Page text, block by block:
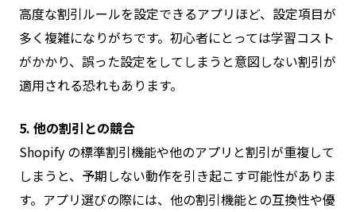
高度な割引ルールを設定できるアプリほど、設定項目が
多く複雑になりがちです。初心者にとっては学習コスト
がかかり、誤った設定をしてしまうと意図しない割引が
適用される恐れもあります。
5. 他の割引との競合
Shopify の標準割引機能や他のアプリと割引が重複して
しまうと、予期しない動作を引き起こす可能性がありま
す。アプリ選びの際には、他の割引機能との互換性や優